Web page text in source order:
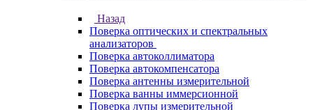
Назад
Поверка оптических и спектральных
анализаторов
Поверка автоколлиматора
Поверка автокомпенсатора
Поверка антенны измерительной
Поверка ванны иммерсионной
Поверка лупы измерительной